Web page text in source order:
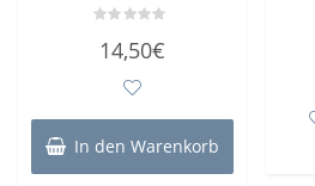
mit
14,50€
In den Warenkorb